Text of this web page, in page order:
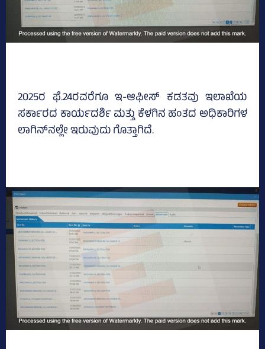
2025ರ ಫೆ.24ರವರೆಗೂ ಇ-ಆಫೀಸ್‌ ಕಡತವು ಇಲಾಖೆಯ
ಸರ್ಕಾರದ ಕಾರ್ಯದರ್ಶಿ ಮತ್ತು ಕೆಳಗಿನ ಹಂತದ ಅಧಿಕಾರಿಗಳ
ಲಾಗಿನ್‌ನಲ್ಲೇ ಇರುವುದು ಗೊತ್ತಾಗಿದೆ.